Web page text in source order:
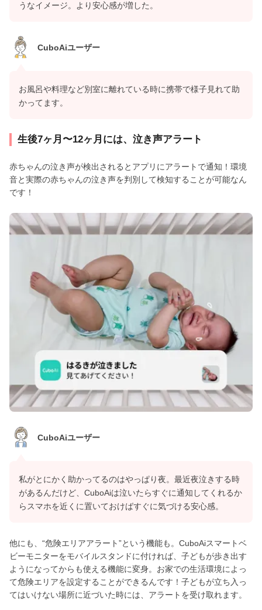
うなイメージ。より安心感が増した。
CuboAiユーザー
お風呂や料理など別室に離れている時に携帯で様子見れて助
かってます。
生後7ヶ月〜12ヶ月には、泣き声アラート
赤ちゃんの泣き声が検出されるとアプリにアラートで通知！環境
音と実際の赤ちゃんの泣き声を判別して検知することが可能なん
です！
CuboAiユーザー
私がとにかく助かってるのはやっぱり夜。最近夜泣きする時
があるんだけど、⁠CuboAiは泣いたらすぐに通知してくれるか
ら⁠スマホを近くに置いておけばすぐに気づける安心感。
他にも、“危険エリアアラート”という機能も。CuboAiスマートベ
ビーモニターをモバイルスタンドに付ければ、子どもが歩き出す
ようになってからも使える機能に変身。お家での生活環境によっ
て危険エリアを設定することができるんです！子どもが立ち入っ
てはいけない場所に近づいた時には、アラートを受け取れます。